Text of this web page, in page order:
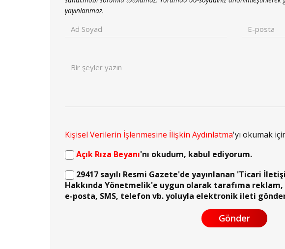
yayınlanmaz.
Kişisel Verilerin İşlenmesine İlişkin Aydınlatma'yı okumak
Açık Rıza Beyanı'nı okudum, kabul ediyorum.
29417 sayılı Resmi Gazete'de yayınlanan 'Ticari
Hakkında Yönetmelik'e uygun olarak tarafıma reklam,
e-posta, SMS, telefon vb. yoluyla elektronik ileti
Gönder